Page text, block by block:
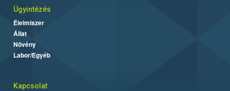
Ügyintézés
Élelmiszer
Állat
Növény
Labor/Egyéb
Kapcsolat